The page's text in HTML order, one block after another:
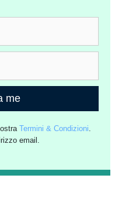
me
Termini & Condizioni.
email.